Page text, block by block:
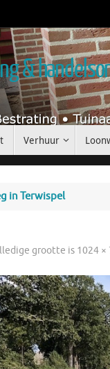
&
Verhuur
in Terwispel
grootte is 1024 ×